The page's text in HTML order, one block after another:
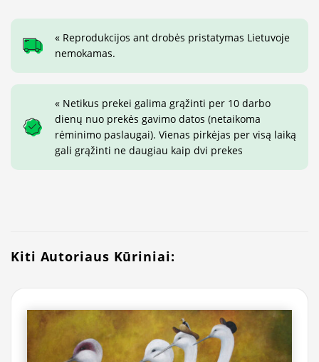
« Reprodukcijos ant drobės pristatymas Lietuvoje
nemokamas.
« Netikus prekei galima grąžinti per 10 darbo
dienų nuo prekės gavimo datos (netaikoma
rėminimo paslaugai). Vienas pirkėjas per visą laiką
gali grąžinti ne daugiau kaip dvi prekes
Kiti Autoriaus Kūriniai: